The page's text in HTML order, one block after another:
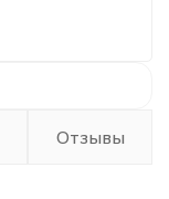
Отзывы